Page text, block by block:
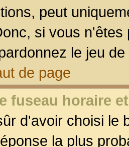
peut
si vous
le jeu
de page
fuseau horaire
d'avoir choisi le
la plus